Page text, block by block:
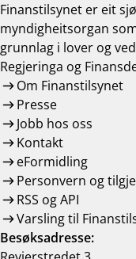
Finanstilsynet er eit
myndigheitsorgan
grunnlag i lover og
Regjeringa og
Om Finanstilsynet
Presse
Jobb hos oss
Kontakt
eFormidling
Personvern og
RSS og API
Varsling til
Besøksadresse: